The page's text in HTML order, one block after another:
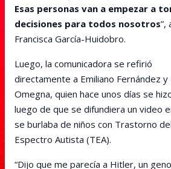
Esas personas van a empezar a
decisiones para todos nosotros”,
Francisca García-Huidobro.
Luego, la comunicadora se refirió
directamente a Emiliano Fernández y
Omegna, quien hace unos días se
luego de que se difundiera un video
se burlaba de niños con Trastorno del
Espectro Autista (TEA).
“Dijo que me parecía a Hitler, un